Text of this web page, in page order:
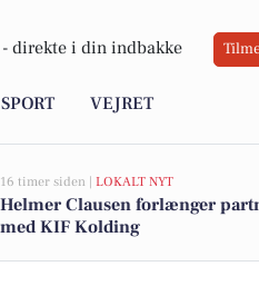
direkte i din indbakke
SPORT VEJRET
16 timer siden | LOKALT NYT
Helmer Clausen forlænger
med KIF Kolding